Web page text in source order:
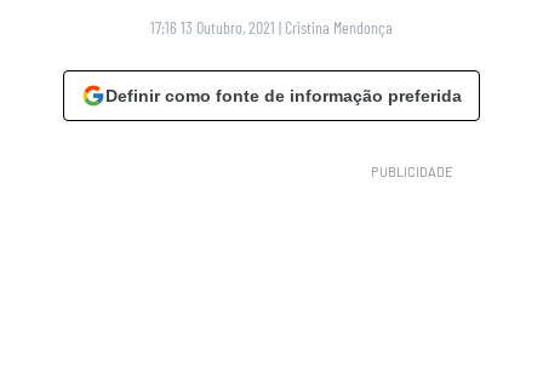
17:16 13 Outubro, 2021 | Cristina Mendonça
Definir como fonte de informação preferida